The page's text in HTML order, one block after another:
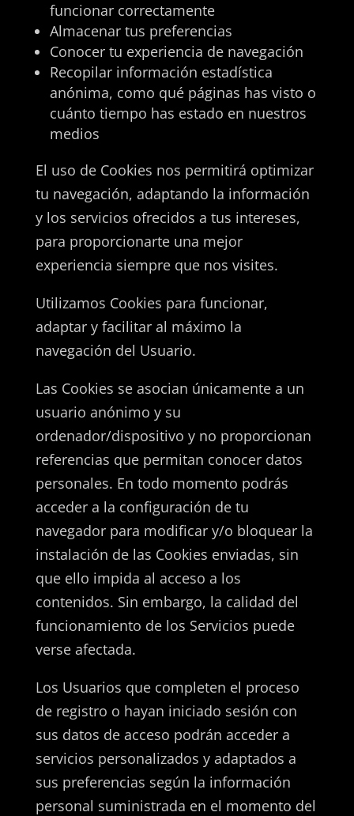
funcionar correctamente
Almacenar tus preferencias
Conocer tu experiencia de navegación
Recopilar información estadística
anónima, como qué páginas has visto o
cuánto tiempo has estado en nuestros
medios
El uso de Cookies nos permitirá optimizar
tu navegación, adaptando la información
y los servicios ofrecidos a tus intereses,
para proporcionarte una mejor
experiencia siempre que nos visites.
Utilizamos Cookies para funcionar,
adaptar y facilitar al máximo la
navegación del Usuario.
Las Cookies se asocian únicamente a un
usuario anónimo y su
ordenador/dispositivo y no proporcionan
referencias que permitan conocer datos
personales. En todo momento podrás
acceder a la configuración de tu
navegador para modificar y/o bloquear la
instalación de las Cookies enviadas, sin
que ello impida al acceso a los
contenidos. Sin embargo, la calidad del
funcionamiento de los Servicios puede
verse afectada.
Los Usuarios que completen el proceso
de registro o hayan iniciado sesión con
sus datos de acceso podrán acceder a
servicios personalizados y adaptados a
sus preferencias según la información
personal suministrada en el momento del